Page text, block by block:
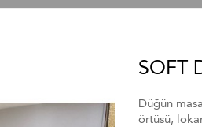
SOFT
Düğün
örtüsü,